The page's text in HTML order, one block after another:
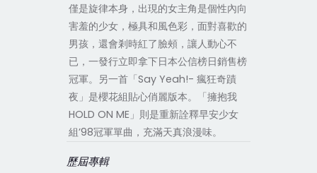
僅是旋律本身，出現的女主角是個性內向
害羞的少女，極具和風色彩，面對喜歡的
男孩，還會剎時紅了臉頰，讓人動心不
已，一發行立即拿下日本公信榜日銷售榜
冠軍。另一首「Say Yeah!- 瘋狂奇蹟
夜」是櫻花組貼心俏麗版本。「擁抱我
HOLD ON ME」則是重新詮釋早安少女
組’98冠軍單曲，充滿天真浪漫味。
歷屆專輯